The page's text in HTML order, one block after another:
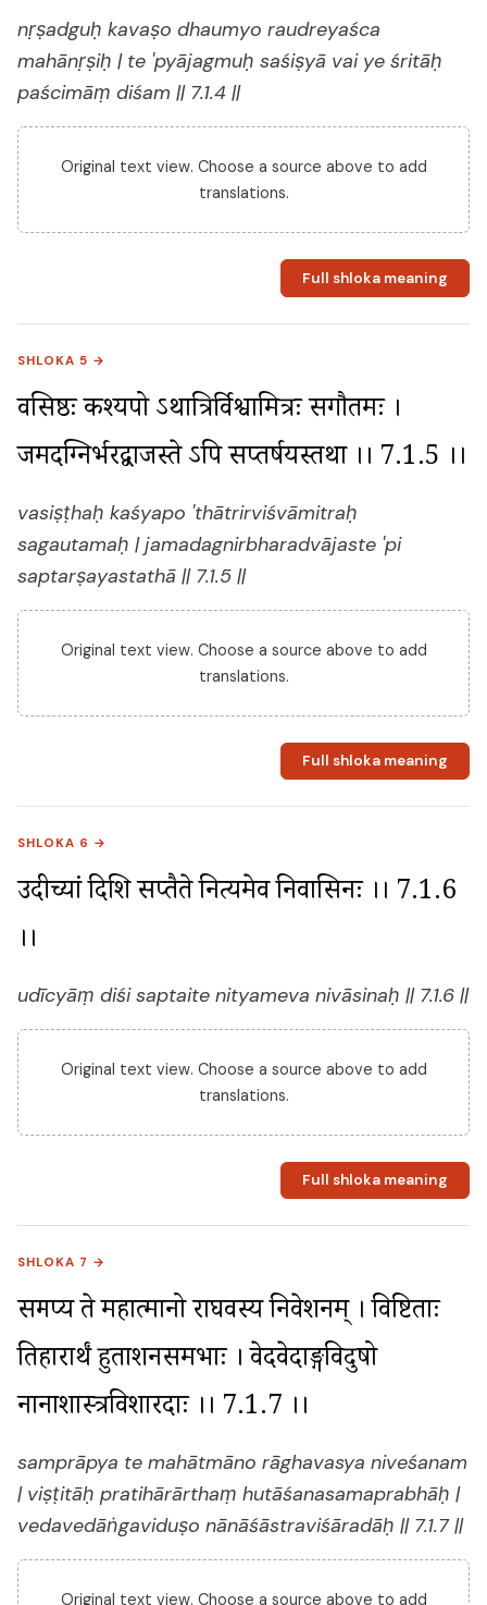
nṛṣadguḥ kavaṣo dhaumyo raudreyaśca
mahānṛṣiḥ | te 'pyājagmuḥ saśiṣyā vai ye śritāḥ
paścimāṃ diśam || 7.1.4 ||
Original text view. Choose a source above to add
translations.
Full shloka meaning
SHLOKA 5 →
वसिष्ठः कश्यपो ऽथात्रिर्विश्वामित्रः सगौतमः ।
जमदग्निर्भरद्वाजस्ते ऽपि सप्तर्षयस्तथा ।। 7.1.5 ।।
vasiṣṭhaḥ kaśyapo 'thātrirviśvāmitraḥ
sagautamaḥ | jamadagnirbharadvājaste 'pi
saptarṣayastathā || 7.1.5 ||
Original text view. Choose a source above to add
translations.
Full shloka meaning
SHLOKA 6 →
उदीच्यां दिशि सप्तैते नित्यमेव निवासिनः ।। 7.1.6
।।
udīcyāṃ diśi saptaite nityameva nivāsinaḥ || 7.1.6 ||
Original text view. Choose a source above to add
translations.
Full shloka meaning
SHLOKA 7 →
सम्प्राप्य ते महात्मानो राघवस्य निवेशनम् । विष्टिताः
प्रतिहारार्थं हुताशनसमप्रभाः । वेदवेदाङ्गविदुषो
नानाशास्त्रविशारदाः ।। 7.1.7 ।।
samprāpya te mahātmāno rāghavasya niveśanam
| viṣṭitāḥ pratihārārthaṃ hutāśanasamaprabhāḥ |
vedavedāṅgaviduṣo nānāśāstraviśāradāḥ || 7.1.7 ||
Original text view. Choose a source above to add